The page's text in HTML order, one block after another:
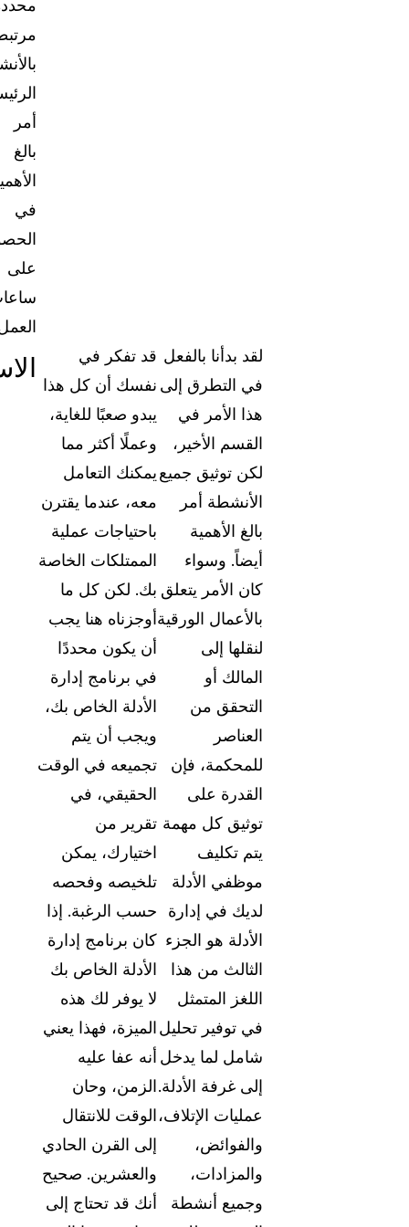
أمر
بالغ
في
على
لقد بدأنا بالفعل
في التطرق إلى
هذا الأمر في
القسم الأخير،
لكن توثيق جميع
الأنشطة أمر
بالغ الأهمية
أيضاً. وسواء
كان الأمر يتعلق
بالأعمال الورقية
لنقلها إلى
المالك أو
التحقق من
العناصر
للمحكمة، فإن
القدرة على
توثيق كل مهمة
يتم تكليف
موظفي الأدلة
لديك في إدارة
الأدلة هو الجزء
الثالث من هذا
اللغز المتمثل
في توفير تحليل
شامل لما يدخل
إلى غرفة الأدلة.
عمليات الإتلاف،
والفوائض،
والمزادات،
وجميع أنشطة
قد تفكر في
نفسك أن كل هذا
يبدو صعبًا للغاية،
وعملًا أكثر مما
يمكنك التعامل
معه، عندما يقترن
باحتياجات عملية
الممتلكات الخاصة
بك. لكن كل ما
أوجزناه هنا يجب
أن يكون محددًا
في برنامج إدارة
الأدلة الخاص بك،
ويجب أن يتم
تجميعه في الوقت
الحقيقي، في
تقرير من
اختيارك، يمكن
تلخيصه وفحصه
حسب الرغبة. إذا
كان برنامج إدارة
الأدلة الخاص بك
لا يوفر لك هذه
الميزة، فهذا يعني
أنه عفا عليه
الزمن، وحان
الوقت للانتقال
إلى القرن الحادي
والعشرين. صحيح
أنك قد تحتاج إلى